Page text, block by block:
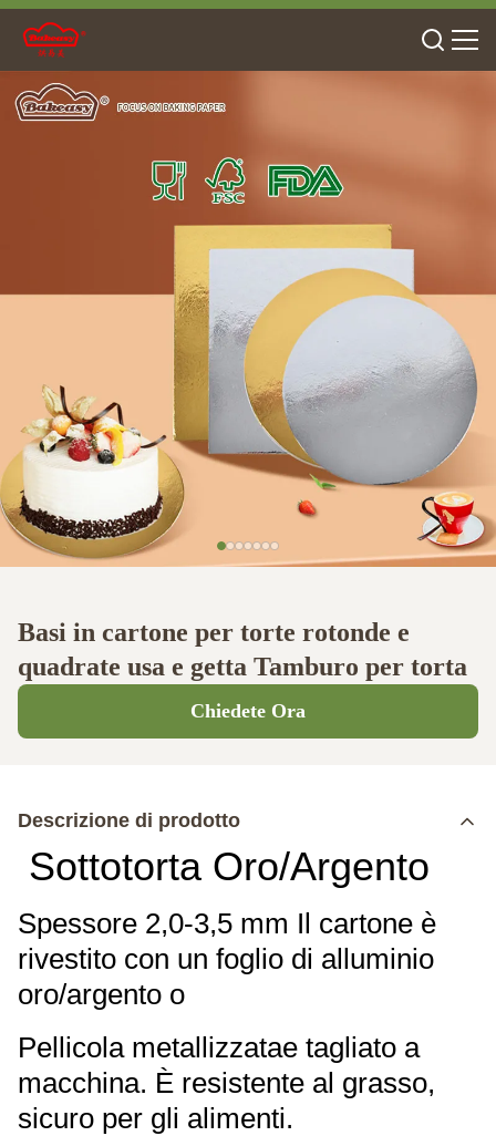
Basi in cartone per torte rotonde e
quadrate usa e getta Tamburo per torta
Chiedete Ora
Descrizione di prodotto
Sottotorta Oro/Argento
Spessore 2,0-3,5 mm Il cartone è
rivestito con un foglio di alluminio
oro/argento o
Pellicola metallizzatae tagliato a
macchina. È resistente al grasso,
sicuro per gli alimenti.